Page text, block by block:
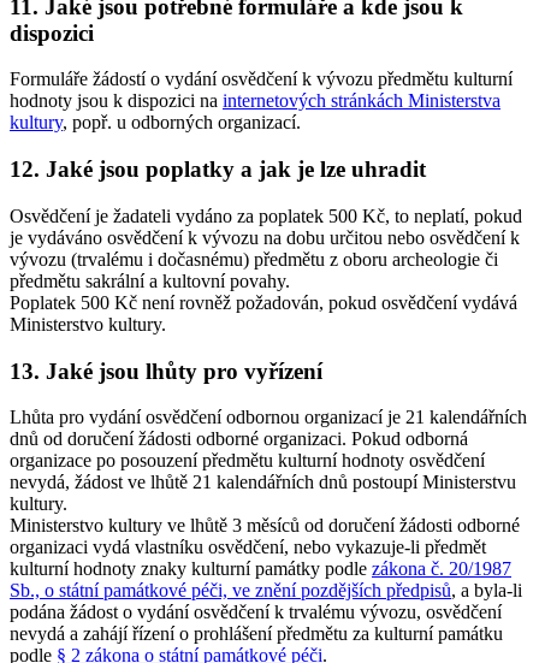
11. Jaké jsou potřebné formuláře a kde jsou k
dispozici
Formuláře žádostí o vydání osvědčení k vývozu předmětu kulturní
hodnoty jsou k dispozici na internetových stránkách Ministerstva
kultury, popř. u odborných organizací.
12. Jaké jsou poplatky a jak je lze uhradit
Osvědčení je žadateli vydáno za poplatek 500 Kč, to neplatí, pokud
je vydáváno osvědčení k vývozu na dobu určitou nebo osvědčení k
vývozu (trvalému i dočasnému) předmětu z oboru archeologie či
předmětu sakrální a kultovní povahy.
Poplatek 500 Kč není rovněž požadován, pokud osvědčení vydává
Ministerstvo kultury.
13. Jaké jsou lhůty pro vyřízení
Lhůta pro vydání osvědčení odbornou organizací je 21 kalendářních
dnů od doručení žádosti odborné organizaci. Pokud odborná
organizace po posouzení předmětu kulturní hodnoty osvědčení
nevydá, žádost ve lhůtě 21 kalendářních dnů postoupí Ministerstvu
kultury.
Ministerstvo kultury ve lhůtě 3 měsíců od doručení žádosti odborné
organizaci vydá vlastníku osvědčení, nebo vykazuje-li předmět
kulturní hodnoty znaky kulturní památky podle zákona č. 20/1987
Sb., o státní památkové péči, ve znění pozdějších předpisů, a byla-li
podána žádost o vydání osvědčení k trvalému vývozu, osvědčení
nevydá a zahájí řízení o prohlášení předmětu za kulturní památku
podle § 2 zákona o státní památkové péči.